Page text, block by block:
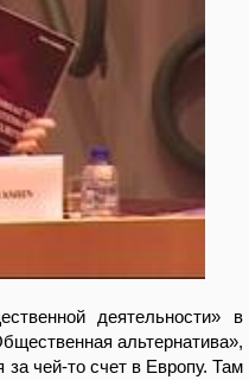
деятельности» в
альтернатива»,
чей-то счет в Европу. Там